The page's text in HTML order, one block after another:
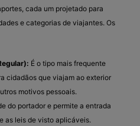
cada um projetado para
e categorias de viajantes. Os
É o tipo mais frequente
cidadãos que viajam ao exterior
motivos pessoais.
do portador e permite a entrada
as leis de visto aplicáveis.